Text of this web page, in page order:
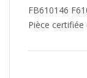
FB610146
Pièce certifiée